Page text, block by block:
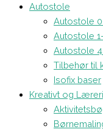
Autostole
Autostole
Autostole
Autostole
Tilbehør til
Isofix baser
Kreativt og